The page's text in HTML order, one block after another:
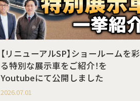
【リニューアルSP】ショールームを彩
る特別な展示車をご紹介！を
Youtubeにて公開しました
2026.07.01